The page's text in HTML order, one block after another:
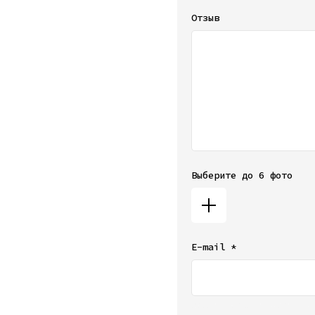
Отзыв
Выберите до 6 фото
E-mail *